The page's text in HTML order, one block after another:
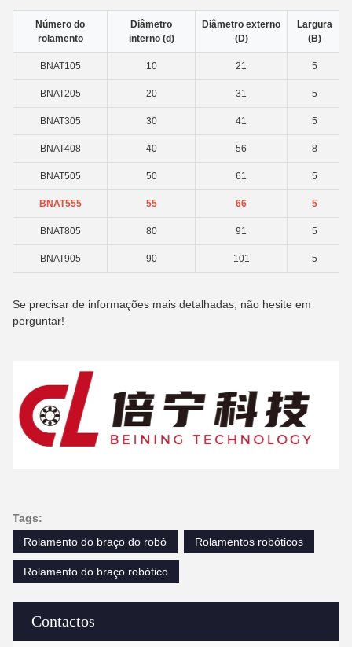
Contactos
Número do
rolamento
Diâmetro
interno (d)
Diâmetro externo
(D)
Largura
(B)
BNAT105 10 21 5
BNAT205 20 31 5
BNAT305 30 41 5
BNAT408 40 56 8
BNAT505 50 61 5
BNAT555 55 66 5
BNAT805 80 91 5
BNAT905 90 101 5
Se precisar de informações mais detalhadas, não hesite em
perguntar!
Tags:
Rolamento do braço do robô
Rolamentos robóticos
Rolamento do braço robótico